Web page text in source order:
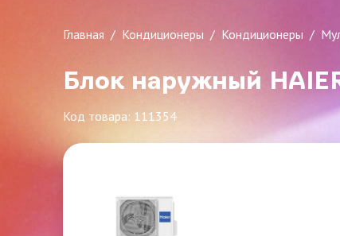
Главная Кондиционеры Кондиционеры
Блок наружный
Код товара: 111354